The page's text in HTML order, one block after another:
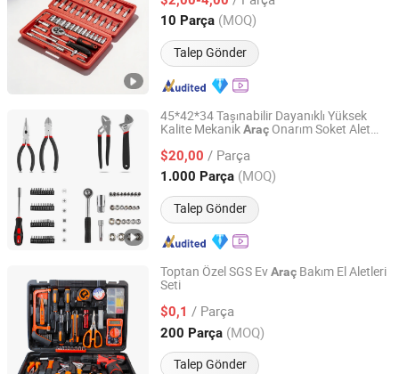
10 Parça (MOQ)
Talep Gönder
Shandong, China Fiyat 2026
45*42*34 Taşınabilir Dayanıklı Yüksek
Kalite MekanikAraç Onarım Soket Alet
$20,00 / Parça
1.000 Parça (MOQ)
Talep Gönder
Suzhou Torcmate Import and Export Co., Ltd.
Jiangsu, China Fiyat 2026
Toptan Özel SGS EvAraç Bakım El Aletleri
Seti
$0,1 / Parça
200 Parça (MOQ)
Talep Gönder
FUZHOU CONIC INDUSTRIAL CO., LTD.
Fujian, China Fiyat 2018